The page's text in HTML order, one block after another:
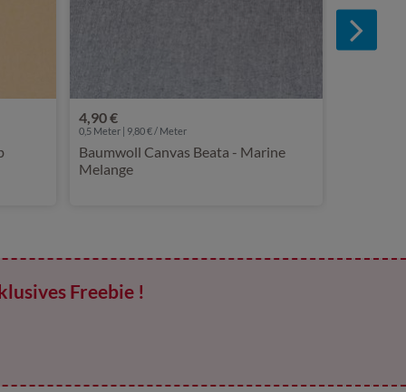
4,90 €
0,5 Meter | 9,80 € / Meter
Baumwoll Canvas Beata - Marine
Melange
Freebie !